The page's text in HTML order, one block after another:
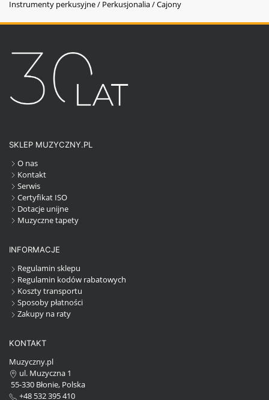
Instrumenty perkusyjne / Perkusjonalia / Cajony
SKLEP MUZYCZNY.PL
O nas
Kontakt
Serwis
Certyfikat ISO
Dotacje unijne
Muzyczne tapety
INFORMACJE
Regulamin sklepu
Regulamin kodów rabatowych
Koszty transportu
Sposoby płatności
Zakupy na raty
KONTAKT
Muzyczny.pl
ul. Muzyczna 1
55-330 Błonie, Polska
+48 532 395 410